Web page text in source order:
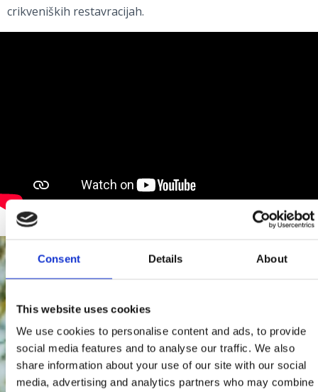
Consent Details About
This website uses cookies
We use cookies to personalise content and ads, to provide
social media features and to analyse our traffic. We also
share information about your use of our site with our social
media, advertising and analytics partners who may combine
crikveniških restavracijah.